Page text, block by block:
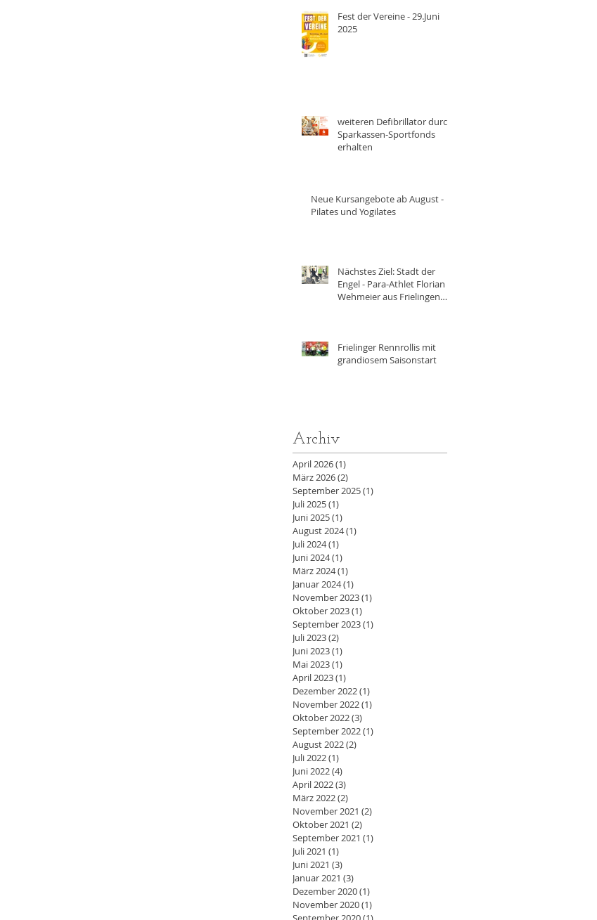
Fest der Vereine - 29.Juni
2025
weiteren Defibrillator durch
Sparkassen-Sportfonds
erhalten
Neue Kursangebote ab August -
Pilates und Yogilates
Nächstes Ziel: Stadt der
Engel - Para-Athlet Florian
Wehmeier aus Frielingen
Angeles
Frielinger Rennrollis mit
grandiosem Saisonstart
Archiv
April 2026(1)
März 2026(2)
September 2025(1)
Juli 2025(1)
Juni 2025(1)
August 2024(1)
Juli 2024(1)
Juni 2024(1)
März 2024(1)
Januar 2024(1)
November 2023(1)
Oktober 2023(1)
September 2023(1)
Juli 2023(2)
Juni 2023(1)
Mai 2023(1)
April 2023(1)
Dezember 2022(1)
November 2022(1)
Oktober 2022(3)
September 2022(1)
August 2022(2)
Juli 2022(1)
Juni 2022(4)
April 2022(3)
März 2022(2)
November 2021 (2)
Oktober 2021 (2)
September 2021 (1)
Juli 2021 (1)
Juni 2021 (3)
Januar 2021 (3)
Dezember 2020(1)
November 2020(1)